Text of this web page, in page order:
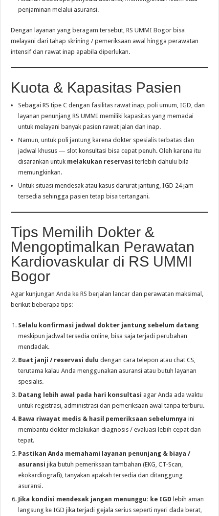
penjaminan melalui asuransi.
Dengan layanan yang beragam tersebut, RS UMMI Bogor bisa
melayani dari tahap skrining / pemeriksaan awal hingga perawatan
intensif dan rawat inap apabila diperlukan.
Kuota & Kapasitas Pasien
Sebagai RS tipe C dengan fasilitas rawat inap, poli umum, IGD, dan
layanan penunjang RS UMMI memiliki kapasitas yang memadai
untuk melayani banyak pasien rawat jalan dan inap.
Namun, untuk poli jantung karena dokter spesialis terbatas dan
jadwal khusus — slot konsultasi bisa cepat penuh. Oleh karena itu
disarankan untuk melakukan reservasi terlebih dahulu bila
memungkinkan.
Untuk situasi mendesak atau kasus darurat jantung, IGD 24 jam
tersedia sehingga pasien tetap bisa tertangani.
Tips Memilih Dokter &
Mengoptimalkan Perawatan
Kardiovaskular di RS UMMI
Bogor
Agar kunjungan Anda ke RS berjalan lancar dan perawatan maksimal,
berikut beberapa tips:
Selalu konfirmasi jadwal dokter jantung sebelum datang
meskipun jadwal tersedia online, bisa saja terjadi perubahan
mendadak.
Buat janji / reservasi dulu dengan cara telepon atau chat CS,
terutama kalau Anda menggunakan asuransi atau butuh layanan
spesialis.
Datang lebih awal pada hari konsultasi agar Anda ada waktu
untuk registrasi, administrasi dan pemeriksaan awal tanpa terburu.
Bawa riwayat medis & hasil pemeriksaan sebelumnya ini
membantu dokter melakukan diagnosis / evaluasi lebih cepat dan
tepat.
Pastikan Anda memahami layanan penunjang & biaya /
asuransi jika butuh pemeriksaan tambahan (EKG, CT‑Scan,
ekokardiografi), tanyakan apakah tersedia dan ditanggung
asuransi.
Jika kondisi mendesak jangan menunggu: ke IGD lebih aman
langsung ke IGD jika terjadi gejala serius seperti nyeri dada berat,